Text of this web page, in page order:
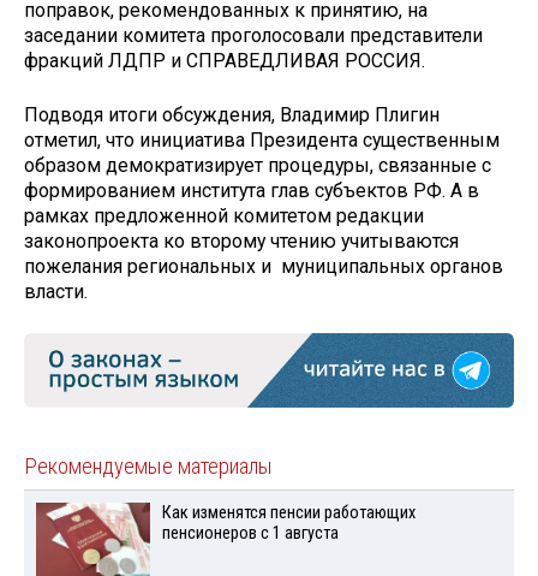
поправок, рекомендованных к принятию, на
заседании комитета проголосовали представители
фракций ЛДПР и СПРАВЕДЛИВАЯ РОССИЯ.
Подводя итоги обсуждения, Владимир Плигин
отметил, что инициатива Президента существенным
образом демократизирует процедуры, связанные с
формированием института глав субъектов РФ. А в
рамках предложенной комитетом редакции
законопроекта ко второму чтению учитываются
пожелания региональных и муниципальных органов
власти.
Рекомендуемые материалы
Как изменятся пенсии работающих
пенсионеров с 1 августа